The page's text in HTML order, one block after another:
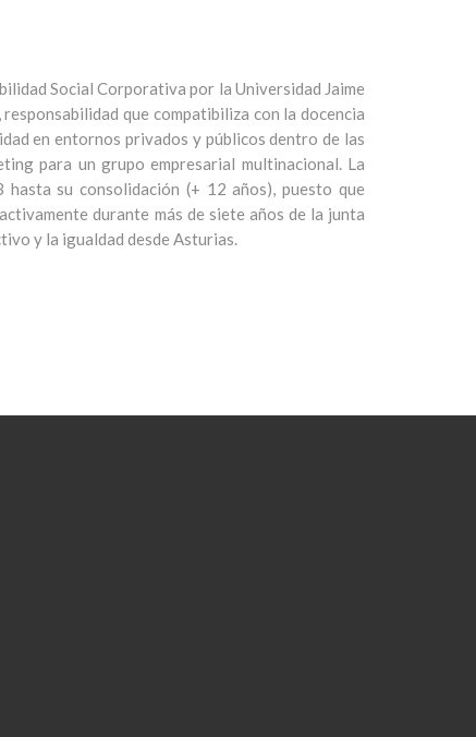
Social Corporativa por la Universidad Jaime
que compatibiliza con la docencia
en entornos privados y públicos dentro de las
para un grupo empresarial multinacional. La
su consolidación (+ 12 años), puesto que
durante más de siete años de la junta
y la igualdad desde Asturias.